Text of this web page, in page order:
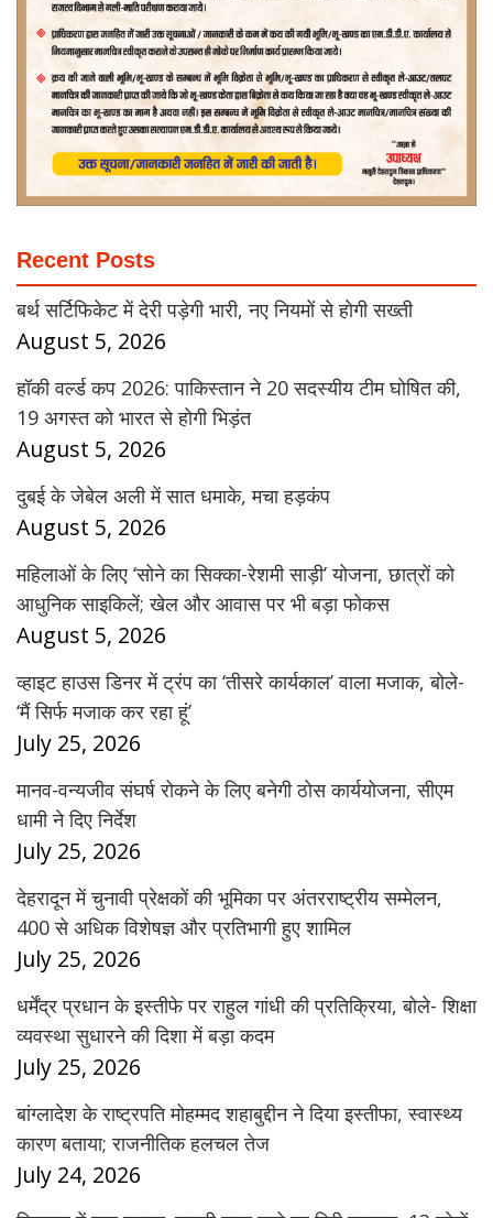
Recent Posts
बर्थ सर्टिफिकेट में देरी पड़ेगी भारी, नए नियमों से होगी सख्ती
August 5, 2026
हॉकी वर्ल्ड कप 2026: पाकिस्तान ने 20 सदस्यीय टीम घोषित की,
19 अगस्त को भारत से होगी भिड़ंत
August 5, 2026
दुबई के जेबेल अली में सात धमाके, मचा हड़कंप
August 5, 2026
महिलाओं के लिए ‘सोने का सिक्का-रेशमी साड़ी’ योजना, छात्रों को
आधुनिक साइकिलें; खेल और आवास पर भी बड़ा फोकस
August 5, 2026
व्हाइट हाउस डिनर में ट्रंप का ‘तीसरे कार्यकाल’ वाला मजाक, बोले-
‘मैं सिर्फ मजाक कर रहा हूं’
July 25, 2026
मानव-वन्यजीव संघर्ष रोकने के लिए बनेगी ठोस कार्ययोजना, सीएम
धामी ने दिए निर्देश
July 25, 2026
देहरादून में चुनावी प्रेक्षकों की भूमिका पर अंतरराष्ट्रीय सम्मेलन,
400 से अधिक विशेषज्ञ और प्रतिभागी हुए शामिल
July 25, 2026
धर्मेंद्र प्रधान के इस्तीफे पर राहुल गांधी की प्रतिक्रिया, बोले- शिक्षा
व्यवस्था सुधारने की दिशा में बड़ा कदम
July 25, 2026
बांग्लादेश के राष्ट्रपति मोहम्मद शहाबुद्दीन ने दिया इस्तीफा, स्वास्थ्य
कारण बताया; राजनीतिक हलचल तेज
July 24, 2026